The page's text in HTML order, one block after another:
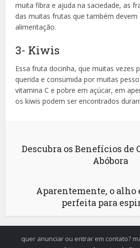
muita fibra e ajuda na saciedade, as
das muitas frutas que também devem
alimentação.
3- Kiwis
Essa fruta docinha, que muitas vezes
querida e consumida por muitas
vitamina C e pobre em açúcar, em
os kiwis podem ser encontrados
Descubra os Benefícios de
Abóbora
Aparentemente, o alho
perfeita para
quer anunciar ou entrar em contato?